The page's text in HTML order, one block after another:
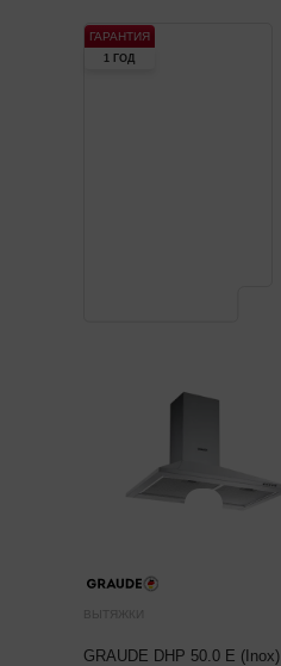
ГАРАНТИЯ
1 ГОД
ВЫТЯЖКИ
GRAUDE DHP 50.0 E (Inox)